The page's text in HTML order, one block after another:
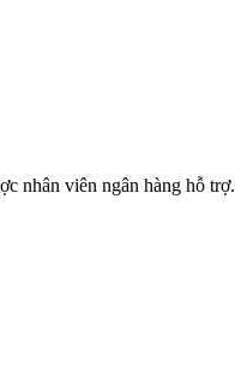
nhân viên ngân hàng hỗ trợ.